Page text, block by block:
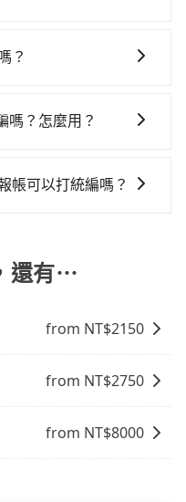
便漫天喊價或恣意繞
元車資，而且更會額外
或九人座$7,000。當
公室/起點還有段路，且
，還車時可能遭遇各
也要原路返回，宜蘭縣
約，以免當場被坑受
最高可省$2,300。
之憂。無論您是要前
不二選擇！
乘客，並可攜帶三個隨
個隨身行李與六個30
至500元之間。
？
過嚴格審查的職業司
嗎？怎麼用？
務。只需提供手機號
帳可以打統編嗎？
編，可向國稅局報
可自行列印留存或報
還有⋯
from NT$2150
from NT$2750
from NT$8000